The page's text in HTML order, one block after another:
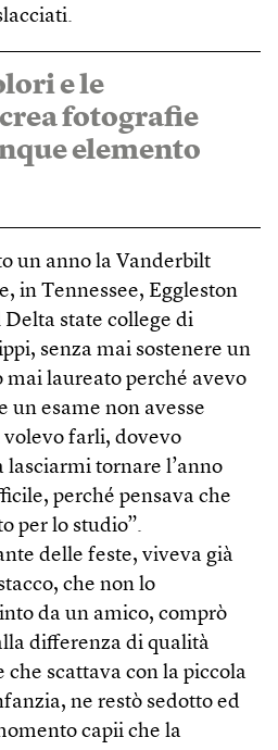
e le
fotografie
elemento
un anno la Vanderbilt
in Tennessee, Eggleston
state college di
senza mai sostenere un
mai laureato perché avevo
un esame non avesse
volevo farli, dovevo
tornare l’anno
perché pensava che
per lo studio”.
delle feste, viveva già
che non lo
da un amico, comprò
differenza di qualità
scattava con la piccola
ne restò sedotto ed
capii che la